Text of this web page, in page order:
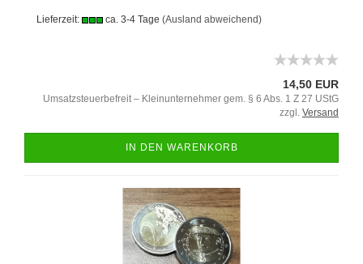
Lieferzeit: ca. 3-4 Tage (Ausland abweichend)
14,50 EUR
Umsatzsteuerbefreit – Kleinunternehmer gem. § 6 Abs. 1 Z 27 UStG
zzgl. Versand
IN DEN WARENKORB